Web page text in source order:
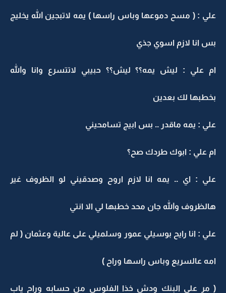
علي : ( مسح دموعها وباس راسها ) يمه لاتبجين الله يخليج
بس انا لازم اسوي جذي
ام علي : ليش يمه؟؟ ليش؟؟ حبيبي لاتتسرع وانا والله
بخطبها لك بعدين
علي : يمه ماقدر .. بس ابيج تسامحيني
ام علي : ابوك طردك صح؟
علي : اي .. يمه انا لازم اروح وصدقيني لو الظروف غير
هالظروف والله جان محد خطبها لي الا انتي
علي : انا رايح بوسيلي عمور وسلميلي على عالية وعثمان ( لم
امه عالسريع وباس راسها وراح )
( مر على البنك ودش خذا الفلوس من حسابه وراح ياب